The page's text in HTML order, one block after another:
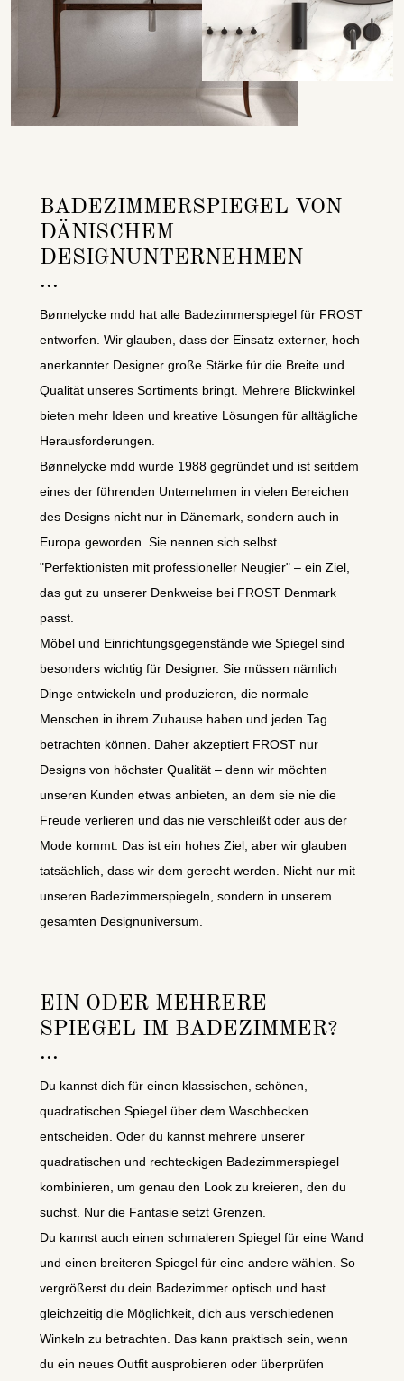
BADEZIMMERSPIEGEL VON
DÄNISCHEM
DESIGNUNTERNEHMEN
Bønnelycke mdd hat alle Badezimmerspiegel für FROST
entworfen. Wir glauben, dass der Einsatz externer, hoch
anerkannter Designer große Stärke für die Breite und
Qualität unseres Sortiments bringt. Mehrere Blickwinkel
bieten mehr Ideen und kreative Lösungen für alltägliche
Herausforderungen.
Bønnelycke mdd wurde 1988 gegründet und ist seitdem
eines der führenden Unternehmen in vielen Bereichen
des Designs nicht nur in Dänemark, sondern auch in
Europa geworden. Sie nennen sich selbst
"Perfektionisten mit professioneller Neugier" – ein Ziel,
das gut zu unserer Denkweise bei FROST Denmark
passt.
Möbel und Einrichtungsgegenstände wie Spiegel sind
besonders wichtig für Designer. Sie müssen nämlich
Dinge entwickeln und produzieren, die normale
Menschen in ihrem Zuhause haben und jeden Tag
betrachten können. Daher akzeptiert FROST nur
Designs von höchster Qualität – denn wir möchten
unseren Kunden etwas anbieten, an dem sie nie die
Freude verlieren und das nie verschleißt oder aus der
Mode kommt. Das ist ein hohes Ziel, aber wir glauben
tatsächlich, dass wir dem gerecht werden. Nicht nur mit
unseren Badezimmerspiegeln, sondern in unserem
gesamten Designuniversum.
EIN ODER MEHRERE
SPIEGEL IM BADEZIMMER?
Du kannst dich für einen klassischen, schönen,
quadratischen Spiegel über dem Waschbecken
entscheiden. Oder du kannst mehrere unserer
quadratischen und rechteckigen Badezimmerspiegel
kombinieren, um genau den Look zu kreieren, den du
suchst. Nur die Fantasie setzt Grenzen.
Du kannst auch einen schmaleren Spiegel für eine Wand
und einen breiteren Spiegel für eine andere wählen. So
vergrößerst du dein Badezimmer optisch und hast
gleichzeitig die Möglichkeit, dich aus verschiedenen
Winkeln zu betrachten. Das kann praktisch sein, wenn
du ein neues Outfit ausprobieren oder überprüfen